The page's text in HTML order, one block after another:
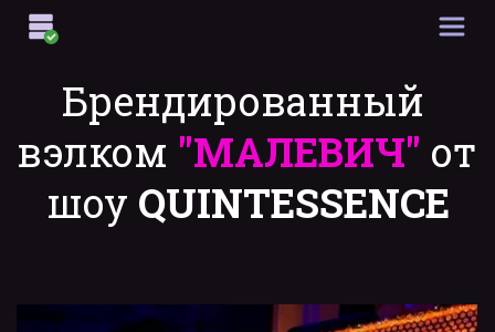
Брендированный
вэлком "MАЛЕВИЧ" от
шоу QUINTESSENCE